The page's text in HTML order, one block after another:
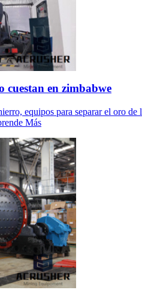
cuestan en zimbabwe
equipos para separar el oro
Más